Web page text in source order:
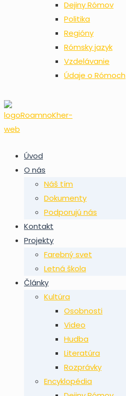
Dejiny Rómov
Politika
Regióny
Rómsky jazyk
Vzdelávanie
Údaje o Rómoch
Úvod
O nás
Náš tím
Dokumenty
Podporujú nás
Kontakt
Projekty
Farebný svet
Letná škola
Články
Kultúra
Osobnosti
Video
Hudba
Literatúra
Rozprávky
Encyklopédia